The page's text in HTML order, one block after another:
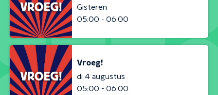
Gisteren
05:00 - 06:00
Vroeg!
di 4 augustus
05:00 - 06:00